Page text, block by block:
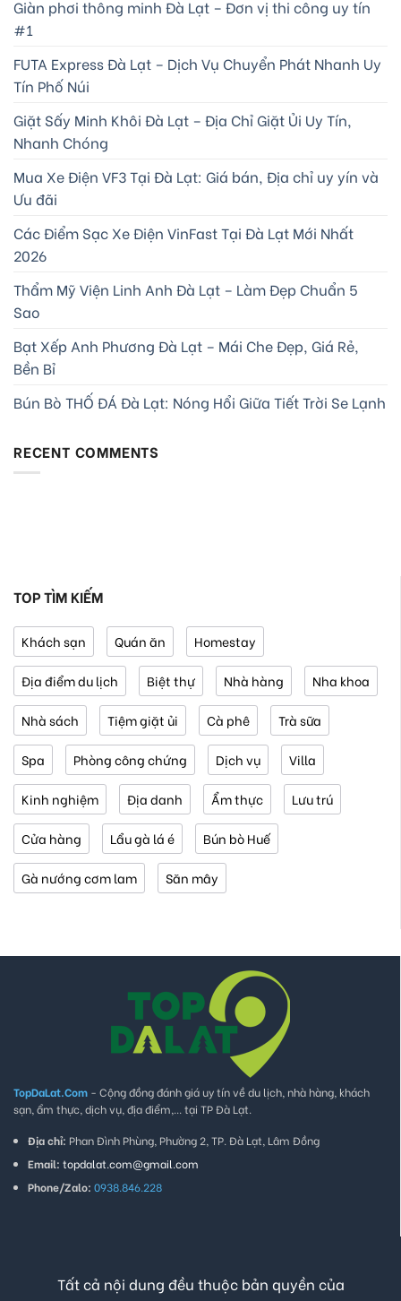
Giàn phơi thông minh Đà Lạt – Đơn vị thi công uy tín
#1
FUTA Express Đà Lạt – Dịch Vụ Chuyển Phát Nhanh Uy
Tín Phố Núi
Giặt Sấy Minh Khôi Đà Lạt – Địa Chỉ Giặt Ủi Uy Tín,
Nhanh Chóng
Mua Xe Điện VF3 Tại Đà Lạt: Giá bán, Địa chỉ uy yín và
Ưu đãi
Các Điểm Sạc Xe Điện VinFast Tại Đà Lạt Mới Nhất
2026
Thẩm Mỹ Viện Linh Anh Đà Lạt – Làm Đẹp Chuẩn 5
Sao
Bạt Xếp Anh Phương Đà Lạt – Mái Che Đẹp, Giá Rẻ,
Bền Bỉ
Bún Bò THỐ ĐÁ Đà Lạt: Nóng Hổi Giữa Tiết Trời Se Lạnh
RECENT COMMENTS
TOP TÌM KIẾM
Khách sạn Quán ăn Homestay
Địa điểm du lịch Biệt thự Nhà hàng Nha khoa
Nhà sách Tiệm giặt ủi Cà phê Trà sữa
Spa Phòng công chứng Dịch vụ Villa
Kinh nghiệm Địa danh Ẩm thực Lưu trú
Cửa hàng Lẩu gà lá é Bún bò Huế
Gà nướng cơm lam Săn mây
TopDaLat.Com - Cộng đồng đánh giá uy tín về du lịch, nhà hàng, khách
sạn, ẩm thực, dịch vụ, địa điểm,... tại TP Đà Lạt.
Địa chỉ: Phan Đình Phùng, Phường 2, TP. Đà Lạt, Lâm Đồng
Email: topdalat.com@gmail.com
Phone/Zalo: 0938.846.228
Tất cả nội dung đều thuộc bản quyền của